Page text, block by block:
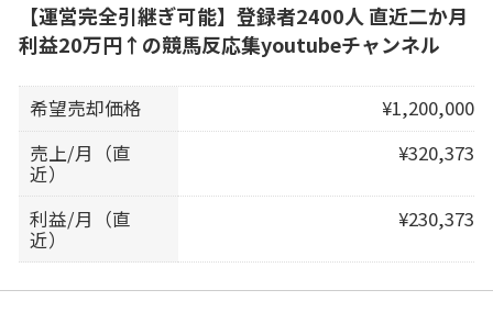
【運営完全引継ぎ可能】登録者2400人 直近二か月
利益20万円↑の競馬反応集youtubeチャンネル
希望売却価格
¥1,200,000
売上/月（直
近）
¥320,373
利益/月（直
近）
¥230,373